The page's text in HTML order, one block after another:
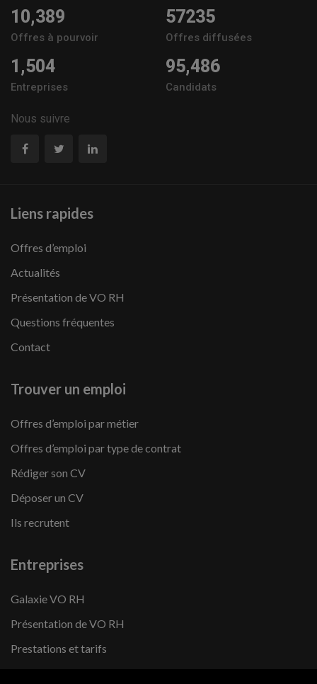
10,389
Offres à pourvoir
57235
Offres diffusées
1,504
Entreprises
95,486
Candidats
Nous suivre
Liens rapides
Offres d’emploi
Actualités
Présentation de VO RH
Questions fréquentes
Contact
Trouver un emploi
Offres d’emploi par métier
Offres d’emploi par type de contrat
Rédiger son CV
Déposer un CV
Ils recrutent
Entreprises
Galaxie VO RH
Présentation de VO RH
Prestations et tarifs